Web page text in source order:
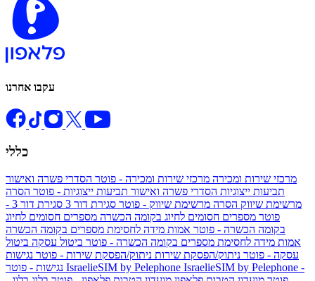
עקבו אחרנו
כללי
מרכזי שירות ומכירה מרכזי שירות ומכירה - פוטר הסדרי פשרה ואישור
תביעות ייצוגיות הסדרי פשרה ואישור תביעות ייצוגיות - פוטר הסרה
מרשימת שיווק הסרה מרשימת שיווק - פוטר סגירת דור 3
סגירת דור 3 -
פוטר מספרים חסומים לחיוג בקומה הכשרה מספרים חסומים לחיוג
בקומה הכשרה - פוטר אמות מידה לחסימת מספרים בקומה הכשרה
אמות מידה לחסימת מספרים בקומה הכשרה - פוטר ביטול עסקה ביטול
עסקה - פוטר ניתוק/הפסקת שירות ניתוק/הפסקת שירות - פוטר נגישות
IsraelieSIM by Pelephone IsraelieSIM by Pelephone -